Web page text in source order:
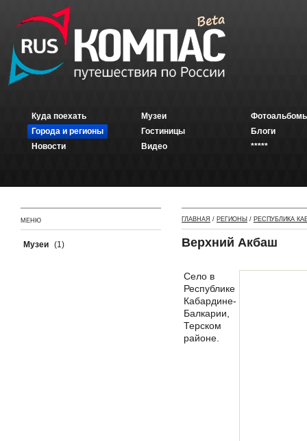
Куда поехать
Города и регионы
Новости
Музеи
Гостиницы
Видео
Блоги
*****
МЕНЮ
Музеи (1)
ГЛАВНАЯ / РЕГИОНЫ / РЕСПУБЛИКА
Верхний Акбаш
Село в
Республике
Кабардине-
Балкарии,
Терском
районе.